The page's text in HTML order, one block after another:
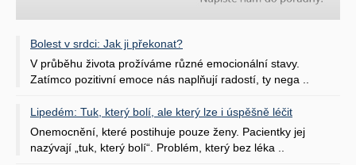
Bolest v srdci: Jak ji překonat?
V průběhu života prožíváme různé emocionální stavy.
Zatímco pozitivní emoce nás naplňují radostí, ty nega ..
Lipedém: Tuk, který bolí, ale který lze i úspěšně léčit
Onemocnění, které postihuje pouze ženy. Pacientky jej
nazývají „tuk, který bolí“. Problém, který bez léka ..